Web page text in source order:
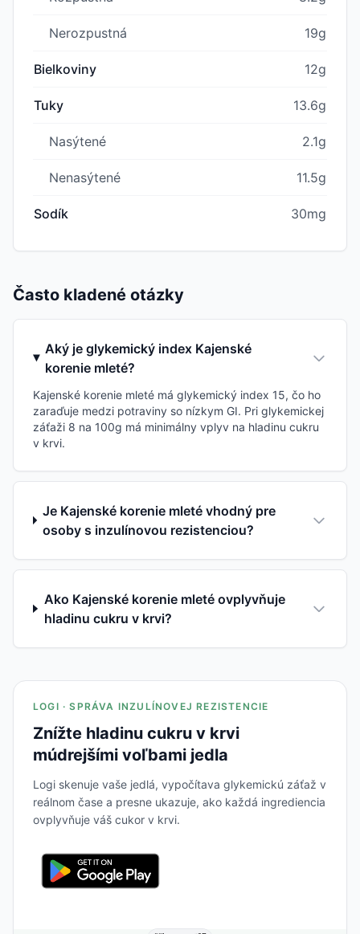
Nerozpustná 19g
Bielkoviny 12g
Tuky 13.6g
Nasýtené 2.1g
Nenasýtené 11.5g
Sodík 30mg
Často kladené otázky
Aký je glykemický index Kajenské
korenie mleté?
Kajenské korenie mleté má glykemický index 15, čo ho
zaraďuje medzi potraviny so nízkym GI. Pri glykemickej
záťaži 8 na 100g má minimálny vplyv na hladinu cukru
v krvi.
Je Kajenské korenie mleté vhodný pre
osoby s inzulínovou rezistenciou?
Ako Kajenské korenie mleté ovplyvňuje
hladinu cukru v krvi?
LOGI · SPRÁVA INZULÍNOVEJ REZISTENCIE
Znížte hladinu cukru v krvi
múdrejšími voľbami jedla
Logi skenuje vaše jedlá, vypočítava glykemickú záťaž v
reálnom čase a presne ukazuje, ako každá ingrediencia
ovplyvňuje váš cukor v krvi.